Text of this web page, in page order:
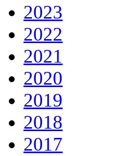
2023
2022
2021
2020
2019
2018
2017